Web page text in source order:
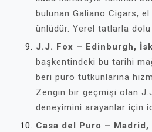
bulunan Galiano Cigars, el
ünlüdür. Yerel tatlarla
J.J. Fox – Edinburgh,
başkentindeki bu tarihi
beri puro tutkunlarına
Zengin bir geçmişi olan
deneyimini arayanlar için
Casa del Puro – Madrid,